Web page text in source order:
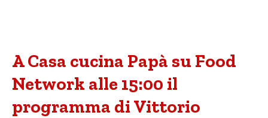
A Casa cucina Papà su Food
Network alle 15:00 il
programma di Vittorio